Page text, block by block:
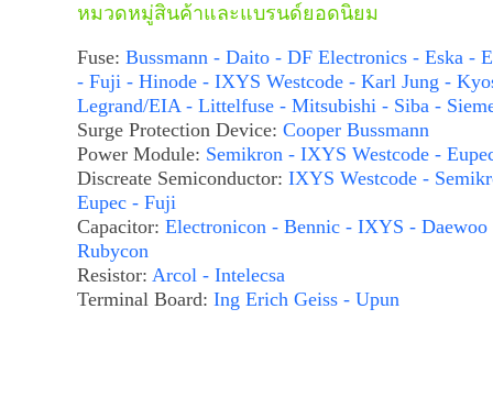
หมวดหมู่สินค้าและแบรนด์ยอดนิยม
Fuse: Bussmann - Daito - DF Electronics - Eska -
- Fuji - Hinode - IXYS Westcode - Karl Jung -
Legrand/EIA - Littelfuse - Mitsubishi - Siba -
Surge Protection Device: Cooper Bussmann
Power Module: Semikron - IXYS Westcode -
Discreate Semiconductor: IXYS Westcode -
Eupec - Fuji
Capacitor: Electronicon - Bennic - IXYS - Daewoo
Rubycon
Resistor: Arcol - Intelecsa
Terminal Board: Ing Erich Geiss - Upun